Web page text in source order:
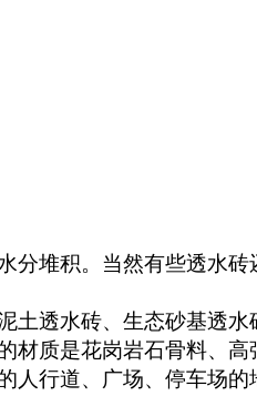
分堆积。当然有些透水
土透水砖、生态砂基透
材质是花岗岩石骨料、
人行道、广场、停车场